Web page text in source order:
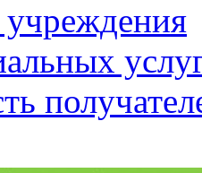
учреждения